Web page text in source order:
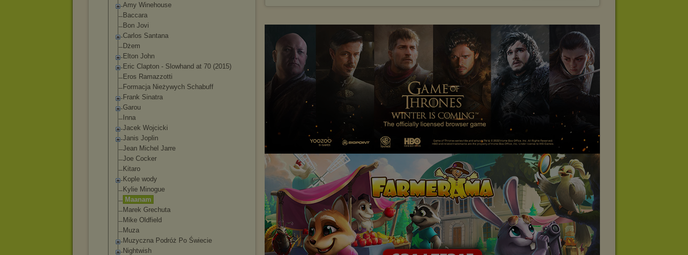
Amy Winehouse
Baccara
Bon Jovi
Carlos Santana
Dżem
Elton John
Eric Clapton - Slowhand at 70 (2015)
Eros Ramazzotti
Formacja Nieżywych Schabuff
Frank Sinatra
Garou
Inna
Jacek Wojcicki
Janis Joplin
Jean Michel Jarre
Joe Cocker
Kitaro
Kople wody
Kylie Minogue
Maanam
Marek Grechuta
Mike Oldfield
Muza
Muzyczna Podróż Po Świecie
Nightwish